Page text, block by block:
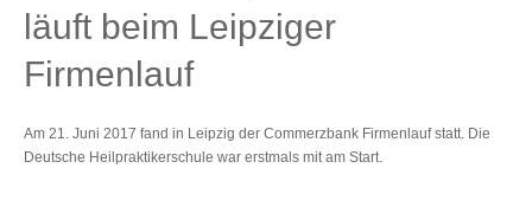
läuft beim Leipziger
Firmenlauf
Am 21. Juni 2017 fand in Leipzig der Commerzbank Firmenlauf statt. Die
Deutsche Heilpraktikerschule war erstmals mit am Start.